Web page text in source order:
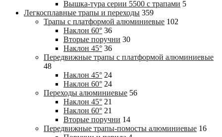
Вышка-тура cерии 5500 с трапами 5
Легкосплавные трапы и переходы 359
Трапы с платформой алюминиевые 102
Наклон 60° 36
Вторые поручни 30
Наклон 45° 36
Передвижные трапы с платформой алюминиевые
48
Наклон 45° 24
Наклон 60° 24
Переходы алюминиевые 56
Наклон 45° 21
Наклон 60° 21
Вторые поручни 14
Передвижные трапы-помосты алюминиевые 16